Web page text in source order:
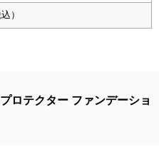
）
ロテクター ファンデーショ